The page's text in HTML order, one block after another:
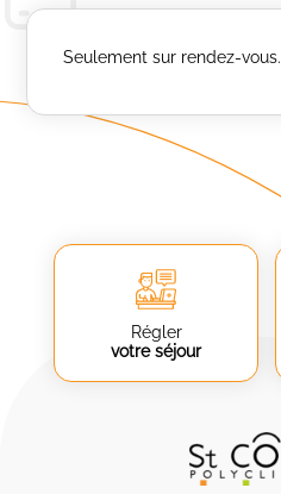
Seulement sur rendez-vous.
Régler
votre séjour